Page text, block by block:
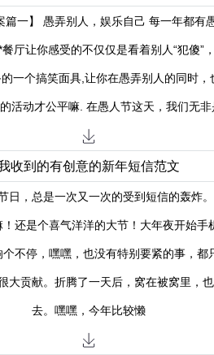
篇一】 愚弄别人，娱乐自己 每一年都有
厅让你感受的不仅仅是看着别人“犯傻”
一个搞笑面具,让你在愚弄别人的同时
活动才公平嘛. 在愚人节这天，我们无
收到的有创意的新年短信范文
日，总是一次又一次的受到短信的轰炸
还是个喜气洋洋的大节！大年夜开始手
不停，嘿嘿，也没有特别要紧的事，都
大贡献。折腾了一天后，窝在被窝里，
去。嘿嘿，今年比较懒